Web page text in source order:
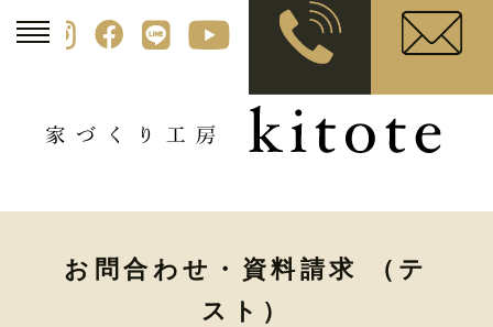
お問合わせ・資料請求 （テ
スト）